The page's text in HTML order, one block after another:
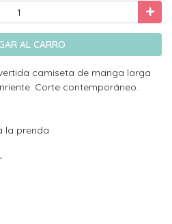
AL CARRO
camiseta de manga larga
Corte contemporáneo.
la prenda